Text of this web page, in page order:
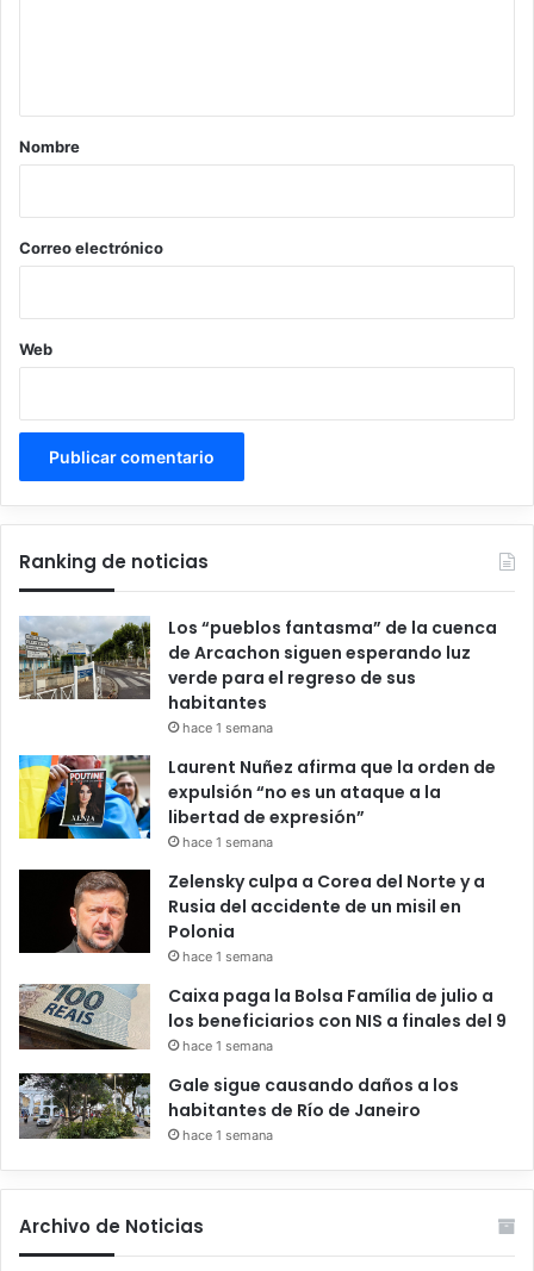
r
*
Nombre
Correo electrónico
Web
Ranking de noticias
Los “pueblos fantasma” de la cuenca
de Arcachon siguen esperando luz
verde para el regreso de sus
habitantes
hace 1 semana
Laurent Nuñez afirma que la orden de
expulsión “no es un ataque a la
libertad de expresión”
hace 1 semana
Zelensky culpa a Corea del Norte y a
Rusia del accidente de un misil en
Polonia
hace 1 semana
Caixa paga la Bolsa Família de julio a
los beneficiarios con NIS a finales del 9
hace 1 semana
Gale sigue causando daños a los
habitantes de Río de Janeiro
hace 1 semana
Archivo de Noticias